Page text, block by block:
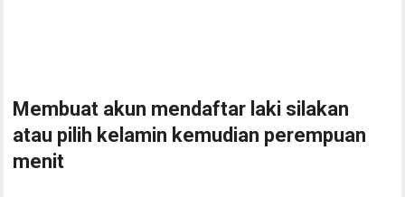
Membuat akun mendaftar laki silakan
atau pilih kelamin kemudian perempuan
menit